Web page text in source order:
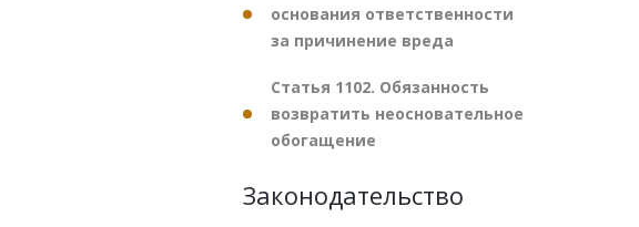
основания ответственности
за причинение вреда
Статья 1102. Обязанность
возвратить неосновательное
обогащение
Законодательство